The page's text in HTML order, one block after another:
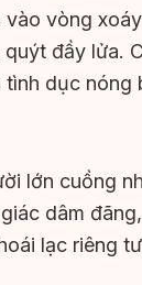
vòng
đầy lửa.
dục nóng
lớn cuồng
dâm
lạc riêng